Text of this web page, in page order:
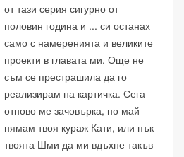
от тази серия сигурно от
половин година и ... си останах
само с намеренията и великите
проекти в главата ми. Още не
съм се престрашила да го
реализирам на картичка. Сега
отново ме зачовърка, но май
нямам твоя кураж Кати, или пък
твоята Шми да ми вдъхне такъв